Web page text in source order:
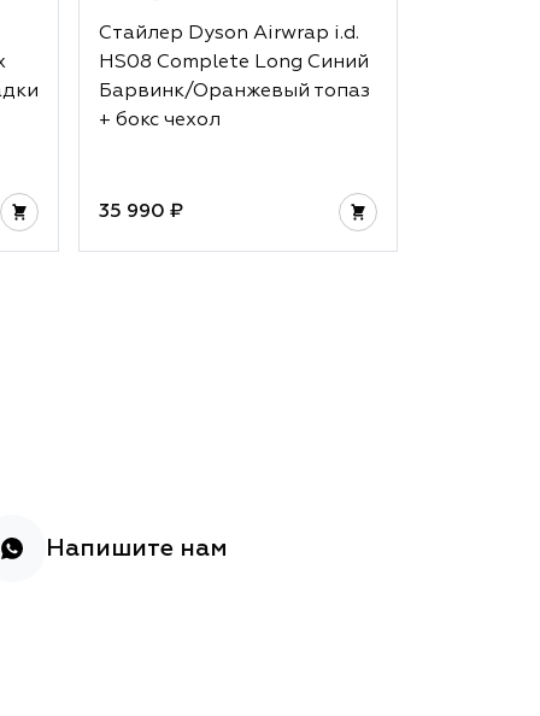
Стайлер Dyson Airwrap i.d.
HS08 Complete Long Синий
Барвинк/Оранжевый топаз
+ бокс чехол
35 990 ₽
Напишите нам